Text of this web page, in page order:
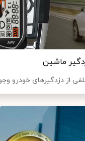
ماشین
از دزدگیرهای